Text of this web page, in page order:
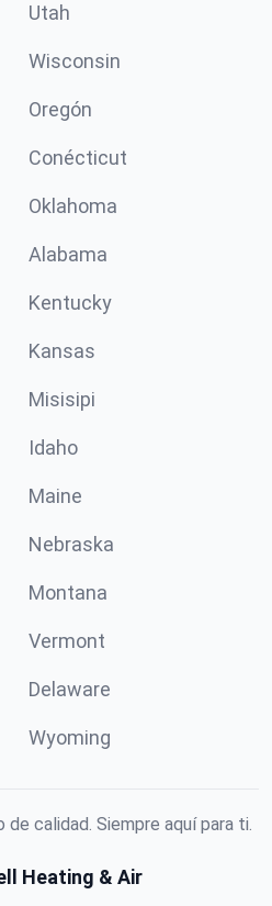
Utah
Wisconsin
Oregón
Conécticut
Oklahoma
Alabama
Kentucky
Kansas
Misisipi
Idaho
Maine
Nebraska
Montana
Vermont
Delaware
Wyoming
calidad. Siempre aquí para ti.
Heating & Air